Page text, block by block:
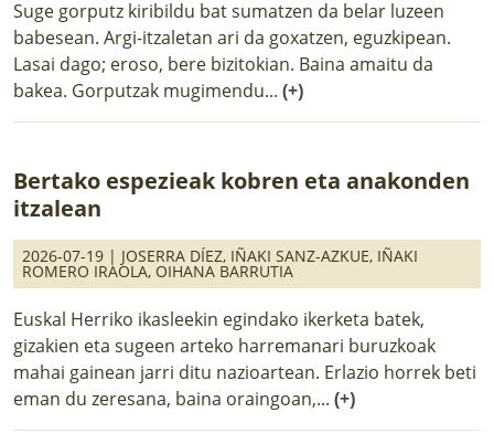
Suge gorputz kiribildu bat sumatzen da belar luzeen
babesean. Argi-itzaletan ari da goxatzen, eguzkipean.
Lasai dago; eroso, bere bizitokian. Baina amaitu da
bakea. Gorputzak mugimendu... (+)
Bertako espezieak kobren eta anakonden
itzalean
2026-07-19 | JOSERRA DÍEZ, IÑAKI SANZ-AZKUE, IÑAKI
ROMERO IRAOLA, OIHANA BARRUTIA
Euskal Herriko ikasleekin egindako ikerketa batek,
gizakien eta sugeen arteko harremanari buruzkoak
mahai gainean jarri ditu nazioartean. Erlazio horrek beti
eman du zeresana, baina oraingoan,... (+)